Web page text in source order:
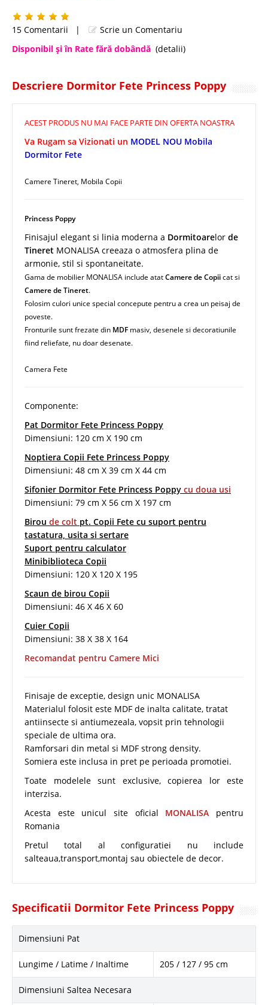
15 Comentarii |
Scrie un Comentariu
Disponibil şi în Rate fără dobândă (detalii)
Descriere Dormitor Fete Princess Poppy
ACEST PRODUS NU MAI FACE PARTE DIN OFERTA NOASTRA
Va Rugam sa Vizionati un MODEL NOU Mobila
Dormitor Fete
Camere Tineret, Mobila Copii
Princess Poppy
Finisajul elegant si linia moderna a Dormitoarelor de
Tineret MONALISA creeaza o atmosfera plina de
armonie, stil si spontaneitate.
Gama de mobilier MONALISA include atatCamere de Copiicat si
Camere de Tineret.
Folosim culori unice special concepute pentru a crea un peisaj de
poveste.
Fronturile sunt frezate din MDF masiv, desenele si decoratiunile
fiind reliefate, nu doar desenate.
Camera Fete
Componente:
Pat Dormitor Fete Princess Poppy
Dimensiuni: 120 cm X 190 cm
Noptiera Copii Fete Princess Poppy
Dimensiuni: 48 cm X 39 cm X 44 cm
Sifonier Dormitor Fete Princess Poppy cu doua usi
Dimensiuni: 79 cm X 56 cm X 197 cm
Birou de colt pt. Copii Fete cu suport pentru
tastatura, usita si sertare
Suport pentru calculator
Minibiblioteca Copii
Dimensiuni: 120 X 120 X 195
Scaun de birou Copii
Dimensiuni: 46 X 46 X 60
Cuier Copii
Dimensiuni: 38 X 38 X 164
Recomandat pentru Camere Mici
Finisaje de exceptie, design unic MONALISA
Materialul folosit este MDF de inalta calitate, tratat
antiinsecte si antiumezeala, vopsit prin tehnologii
speciale de ultima ora.
Ramforsari din metal si MDF strong density.
Somiera este inclusa in pret pe perioada promotiei.
Toate modelele sunt exclusive, copierea lor este
interzisa.
Acesta este unicul site oficial MONALISA
pentru
Romania
Pretul total al configuratiei nu include
salteaua,transport,montaj sau obiectele de decor.
Specificatii Dormitor Fete Princess Poppy
Dimensiuni Pat
Lungime / Latime / Inaltime 205 / 127 / 95 cm
Dimensiuni Saltea Necesara